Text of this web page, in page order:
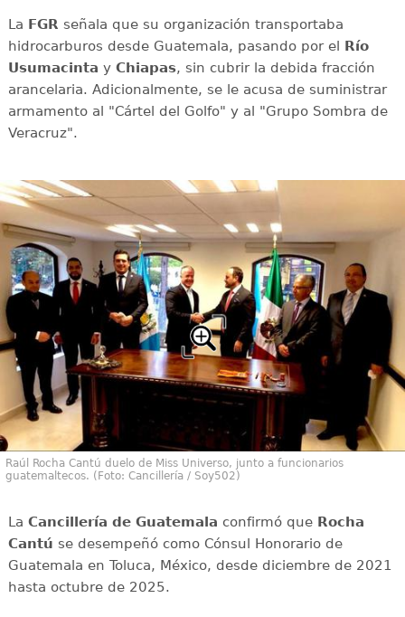
La FGR señala que su organización transportaba
hidrocarburos desde Guatemala, pasando por el
Río
Usumacinta y Chiapas, sin cubrir la debida fracción
arancelaria. Adicionalmente, se le acusa de suministrar
armamento al "Cártel del Golfo" y al "Grupo Sombra de
Veracruz".
Raúl Rocha Cantú duelo de Miss Universo, junto a funcionarios
guatemaltecos. (Foto: Cancillería / Soy502)
La Cancillería de Guatemala confirmó queRocha
Cantú se desempeñó como Cónsul Honorario de
Guatemala en Toluca, México, desde diciembre de 2021
hasta octubre de 2025.